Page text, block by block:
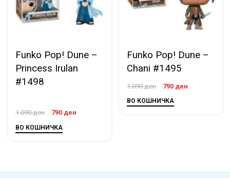
Funko Pop! Dune –
Princess Irulan
#1498
1.090ден 790 ден
ВО КОШНИЧКА
Funko Pop! Dune –
Chani #1495
1.090ден 790 ден
ВО КОШНИЧКА